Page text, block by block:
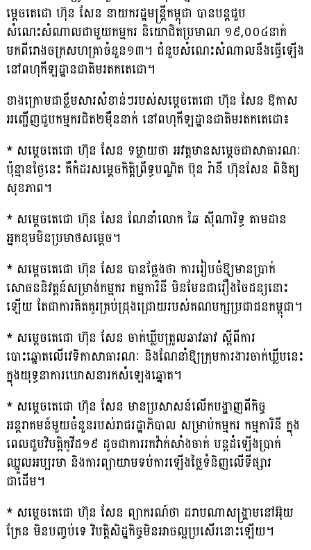
ម្តេចតេជោ ហ៊ុន សែន នាយករដ្ឋមន្ត្រីកម្ពុជា បានបន្តជួប
សំណេះសំណាលជាមួយកម្មករ និយោ​ជិតប្រមាណ ១៩,០០៤នាក់
មកពីរោងចក្រសហគ្រាចំនួន១៣។ ជំនួបសំណេះ​សំណាល​​នឹងធ្វើឡើង
នៅពហុកីឡដ្ឋានជាតិមរតកតេជោ។
ខាងក្រោមជាខ្លឹមសារសំខាន់ៗរបស់សម្តេចតេជោ ហ៊ុន សែន ឱកាស
អញ្ជើញជួបកម្មករជិត២ម៉ឺននាក់ នៅពហុកីឡដ្ឋានជាតិមរតកតេជោ៖
* សម្តេចតេជោ ហ៊ុន សែន ទម្លាយថា អវត្តមានសម្តេចជាសាធារណៈ
ប៉ុន្មាន​ថ្ងៃនេះ គឺកំដរសម្តេចកិត្តិព្រឹទ្ធបណ្ឌិត ប៊ុន រ៉ានី ហ៊ុនសែន ពិនិត្យ
សុខភាព។
* សម្តេចតេជោ ហ៊ុន សែន ណែនាំលោក ឆៃ ស៊ីណារិទ្ធ តាមដាន
អ្នកខុមមិនប្រមាថសម្តេច។
* សម្តេចតេជោ ហ៊ុន សែន បានថ្លែងថា ការរៀបចំឱ្យមានប្រាក់
សោធននិវត្តន៍សម្រាង់កម្មករ កម្មការិនី មិនមែនជារឿងចៃដន្យនោះ
ឡើយ តែជាការគិតគូរគ្រប់ជ្រុងជ្រោយរបស់គណបក្សប្រជាជនកម្ពុជា។
* សម្តេចតេជោ ហ៊ុន សែន ចាក់ឃ្លីបត្រូលឆាវឆាវ ស្តីពីការ
បោះឆ្នោតលើវេទិកាសាធារណៈ និងណែនាំឱ្យក្រុមការងារចាក់ឃ្លីបនេះ
ក្នុងយុទ្ធនាការឃោសនារកសំឡេងឆ្នោត។
* សម្តេចតេជោ ហ៊ុន សែន មានប្រសាសន៍លើកបង្ហាញពីកិច្ច
អន្តរាគមន៍មួយចំនួនរបស់រាជរដ្ឋាភិបាល សម្រាប់កម្មករ កម្មការិនី ក្នុង
ពេលជួបវិបត្តិកូវីដ១៩ ដូចជាការរកវ៉ាក់សាំងចាក់ បន្តដំឡើងប្រាក់
ឈ្នួលអប្បរមា និងការព្យាយាមទប់ការឡើងថ្លៃទំនិញលើទីផ្សារ
ជាដើម។
* សម្តេចតេជោ ហ៊ុន សែន ព្យាករណ៍ថា ដរាបណាសង្គ្រាមនៅអ៊ុយ
ក្រែន មិនបញ្ចប់ទេ វិបត្តិសិដ្ឋកិច្ចមិនអាចល្អប្រសើរនោះឡើយ។